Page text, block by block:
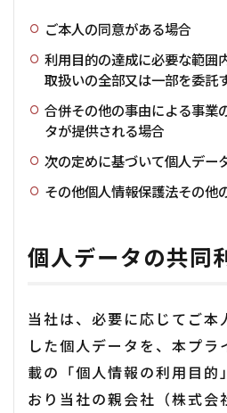
ご本人の同意がある場合
利用目的の達成に必要な範囲
取扱いの全部又は一部を委託
合併その他の事由による事業
タが提供される場合
次の定めに基づいて個人デー
その他個人情報保護法その他
個人データの共同
当社は、必要に応じてご本
した個人データを、本プ
載の「個人情報の利用目的
おり当社の親会社（株式会